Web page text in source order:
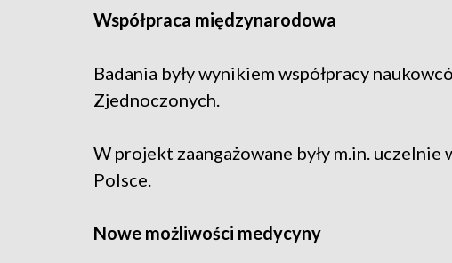
Współpraca międzynarodowa
Badania były wynikiem współpracy
Zjednoczonych.
W projekt zaangażowane były m.in.
Polsce.
Nowe możliwości medycyny